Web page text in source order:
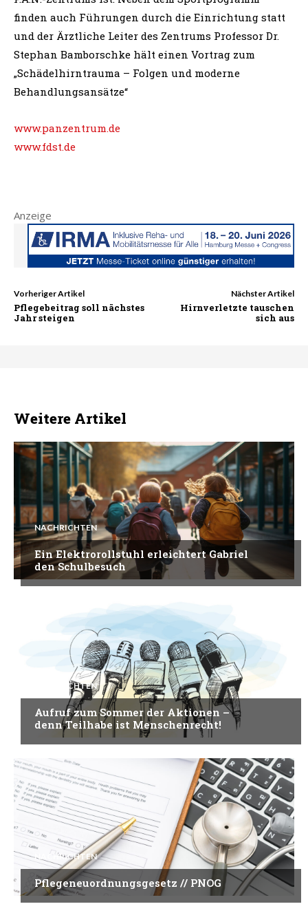
finden auch Führungen durch die Einrichtung statt
und der Ärztliche Leiter des Zentrums Professor Dr.
Stephan Bamborschke hält einen Vortrag zum
„Schädelhirntrauma – Folgen und moderne
Behandlungsansätze“
www.panzentrum.de
www.fdst.de
Anzeige
Vorheriger Artikel
Pflegebeitrag soll nächstes
Jahr steigen
Nächster Artikel
Hirnverletzte tauschen
sich aus
Weitere Artikel
NACHRICHTEN
Ein Elektrorollstuhl erleichtert Gabriel
den Schulbesuch
NACHRICHTEN
Aufruf zum Sommer der Aktionen –
denn Teilhabe ist Menschenrecht!
NACHRICHTEN
Pflegeneuordnungsgesetz // PNOG